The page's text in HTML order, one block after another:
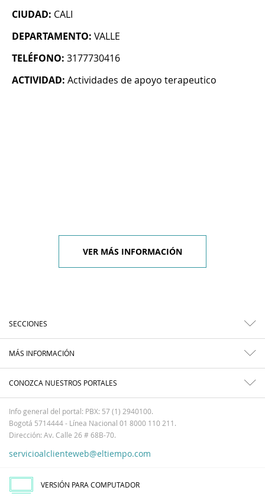
CIUDAD: CALI
DEPARTAMENTO: VALLE
TELÉFONO: 3177730416
ACTIVIDAD: Actividades de apoyo terapeutico
VER MÁS INFORMACIÓN
SECCIONES
MÁS INFORMACIÓN
CONOZCA NUESTROS PORTALES
Info general del portal: PBX: 57 (1) 2940100.
Bogotá 5714444 - Línea Nacional 01 8000 110 211.
Dirección: Av. Calle 26 # 68B-70.
servicioalclienteweb@eltiempo.com
VERSIÓN PARA COMPUTADOR